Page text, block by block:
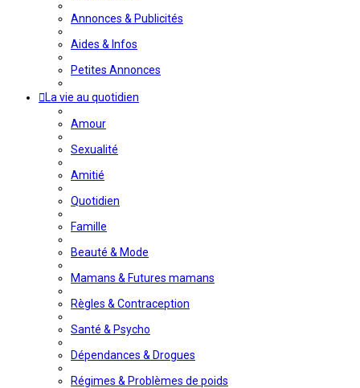
Annonces & Publicités
Aides & Infos
Petites Annonces
La vie au quotidien
Amour
Sexualité
Amitié
Quotidien
Famille
Beauté & Mode
Mamans & Futures mamans
Règles & Contraception
Santé & Psycho
Dépendances & Drogues
Régimes & Problèmes de poids